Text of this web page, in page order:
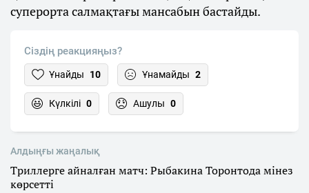
суперорта салмақтағы мансабын бастайды.
Сіздің реакцияңыз?
Ұнайды 10 Ұнамайды 2
Күлкілі 0 Ашулы 0
Алдыңғы жаңалық
Триллерге айналған матч: Рыбакина Торонтода мінез
көрсетті